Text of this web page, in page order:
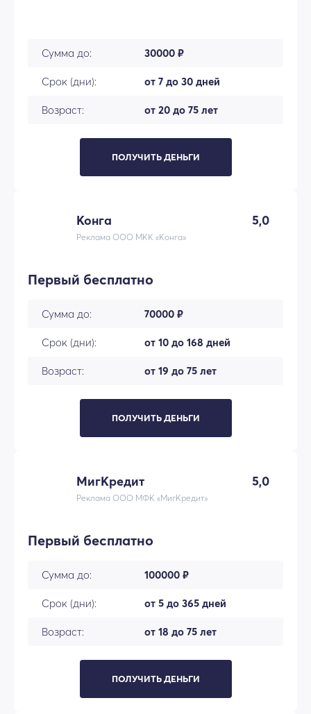
Сумма до: 30000 ₽
Срок (дни): от 7 до 30 дней
Возраст: от 20 до 75 лет
ПОЛУЧИТЬ ДЕНЬГИ
Конга 5,0
Реклама ООО МКК «Конга»
Первый бесплатно
Сумма до: 70000 ₽
Срок (дни): от 10 до 168 дней
Возраст: от 19 до 75 лет
ПОЛУЧИТЬ ДЕНЬГИ
МигКредит 5,0
Реклама ООО МФК «МигКредит»
Первый бесплатно
Сумма до: 100000 ₽
Срок (дни): от 5 до 365 дней
Возраст: от 18 до 75 лет
ПОЛУЧИТЬ ДЕНЬГИ